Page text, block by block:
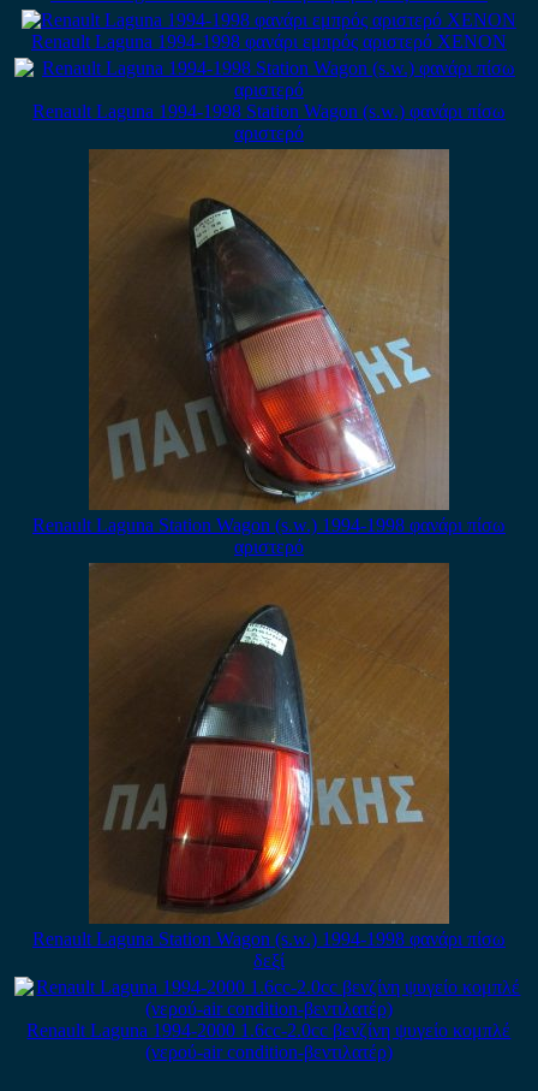
Renault Laguna 1994-1998 φανάρι εμπρός αριστερό XENON
Renault Laguna 1994-1998 Station Wagon (s.w.) φανάρι πίσω
αριστερό
Renault Laguna Station Wagon (s.w.) 1994-1998 φανάρι πίσω
αριστερό
Renault Laguna Station Wagon (s.w.) 1994-1998 φανάρι πίσω
δεξί
Renault Laguna 1994-2000 1.6cc-2.0cc βενζίνη ψυγείο κομπλέ
(νερού-air condition-βεντιλατέρ)